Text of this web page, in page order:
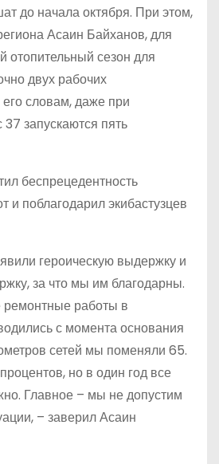
до начала октября. При этом,
Асаин Байханов, для
отопительный сезон для
двух рабочих
его словам, даже при
запускаются пять
беспрецедентность
поблагодарил экибастузцев
героическую выдержку и
за что мы им благодарны.
работы в
с момента основания
сетей мы поменяли 65.
но в один год все
Главное – мы не допустим
– заверил Асаин